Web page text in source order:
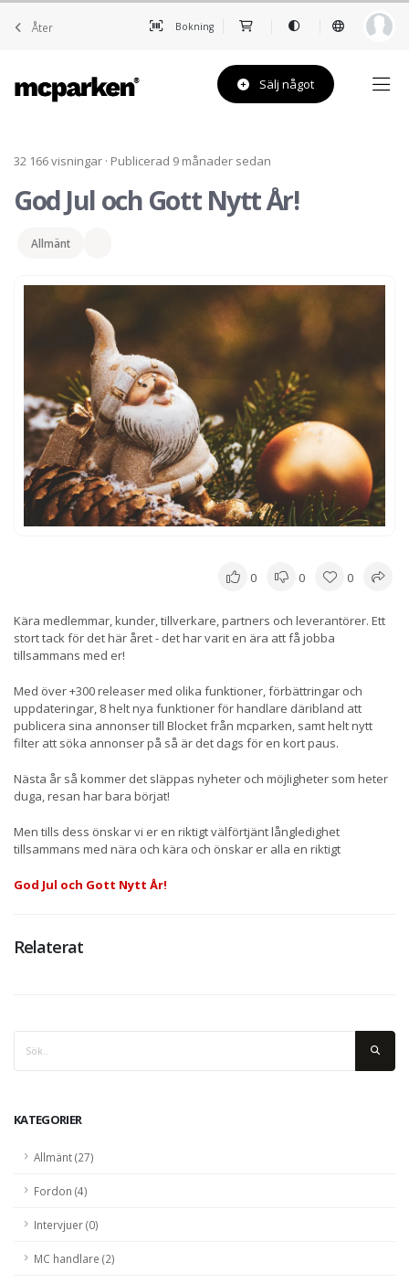
Åter Bokning
Sälj något
KATEGORIER
Allmänt (27)
Fordon (4)
Intervjuer (0)
MC handlare (2)
32 166 visningar · Publicerad 9 månader sedan
God Jul och Gott Nytt År!
Allmänt
0 0 0
Kära medlemmar, kunder, tillverkare, partners och leverantörer. Ett
stort tack för det här året - det har varit en ära att få jobba
tillsammans med er!
Med över +300 releaser med olika funktioner, förbättringar och
uppdateringar, 8 helt nya funktioner för handlare däribland att
publicera sina annonser till Blocket från mcparken, samt helt nytt
filter att söka annonser på så är det dags för en kort paus.
Nästa år så kommer det släppas nyheter och möjligheter som heter
duga, resan har bara börjat!
Men tills dess önskar vi er en riktigt välförtjänt långledighet
tillsammans med nära och kära och önskar er alla en riktigt
God Jul och Gott Nytt År!
Relaterat